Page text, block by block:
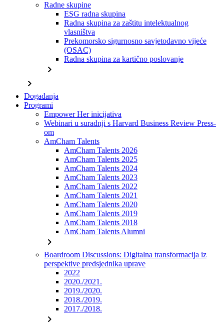
Radne skupine
ESG radna skupina
Radna skupina za zaštitu intelektualnog
vlasništva
Prekomorsko sigurnosno savjetodavno vijeće
(OSAC)
Radna skupina za kartično poslovanje
chevron_right
chevron_right
Događanja
Programi
Empower Her inicijativa
Webinari u suradnji s Harvard Business Review Press-
om
AmCham Talents
AmCham Talents 2026
AmCham Talents 2025
AmCham Talents 2024
AmCham Talents 2023
AmCham Talents 2022
AmCham Talents 2021
AmCham Talents 2020
AmCham Talents 2019
AmCham Talents 2018
AmCham Talents Alumni
chevron_right
Boardroom Discussions: Digitalna transformacija iz
perspektive predsjednika uprave
2022
2020./2021.
2019./2020.
2018./2019.
2017./2018.
chevron_right